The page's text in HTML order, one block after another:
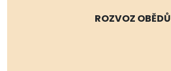
ROZVOZ OBĚDŮ